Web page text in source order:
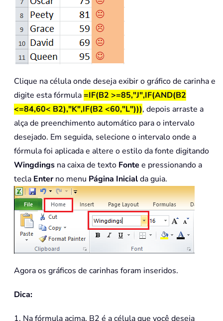
Clique na célula onde deseja exibir o gráfico de carinha e
digite esta fórmula=IF(B2 >=85,"J",IF(AND(B2
<=84,60< B2),"K",IF(B2 <60,"L"))), depois arraste a
alça de preenchimento automático para o intervalo
desejado. Em seguida, selecione o intervalo onde a
fórmula foi aplicada e altere o estilo da fonte digitando
Wingdings na caixa de texto Fonte e pressionando a
tecla Enterno menu Página Inicialda guia.
Agora os gráficos de carinhas foram inseridos.
Dica:
1. Na fórmula acima, B2 é a célula que você deseja